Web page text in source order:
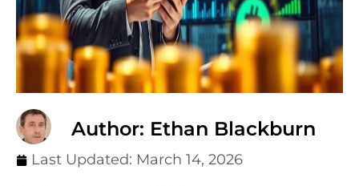
Author: Ethan Blackburn
Last Updated: March 14, 2026